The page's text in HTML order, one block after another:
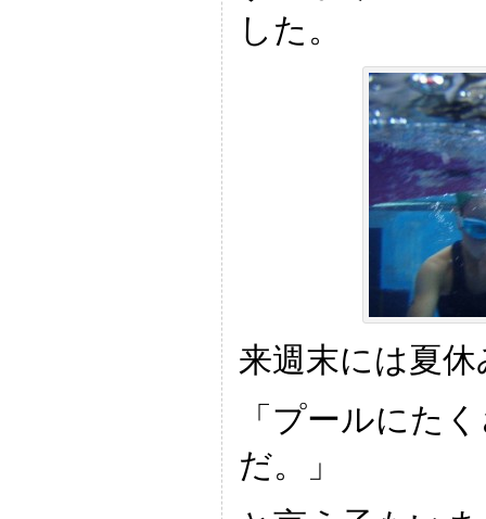
した。
来週末には夏
「プールにた
だ。」